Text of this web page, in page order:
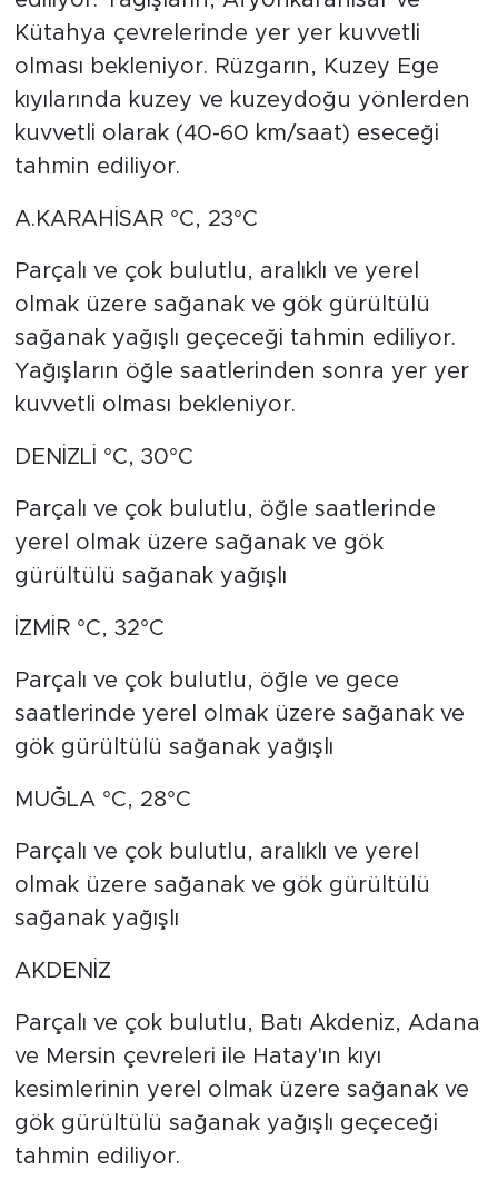
Kütahya çevrelerinde yer yer kuvvetli
olması bekleniyor. Rüzgarın, Kuzey Ege
kıyılarında kuzey ve kuzeydoğu yönlerden
kuvvetli olarak (40-60 km/saat) eseceği
tahmin ediliyor.
A.KARAHİSAR °C, 23°C
Parçalı ve çok bulutlu, aralıklı ve yerel
olmak üzere sağanak ve gök gürültülü
sağanak yağışlı geçeceği tahmin ediliyor.
Yağışların öğle saatlerinden sonra yer yer
kuvvetli olması bekleniyor.
DENİZLİ °C, 30°C
Parçalı ve çok bulutlu, öğle saatlerinde
yerel olmak üzere sağanak ve gök
gürültülü sağanak yağışlı
İZMİR °C, 32°C
Parçalı ve çok bulutlu, öğle ve gece
saatlerinde yerel olmak üzere sağanak ve
gök gürültülü sağanak yağışlı
MUĞLA °C, 28°C
Parçalı ve çok bulutlu, aralıklı ve yerel
olmak üzere sağanak ve gök gürültülü
sağanak yağışlı
AKDENİZ
Parçalı ve çok bulutlu, Batı Akdeniz, Adana
ve Mersin çevreleri ile Hatay'ın kıyı
kesimlerinin yerel olmak üzere sağanak ve
gök gürültülü sağanak yağışlı geçeceği
tahmin ediliyor.